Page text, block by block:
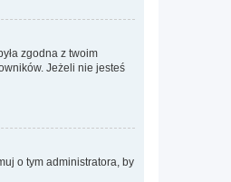
zgodna z twoim
Jeżeli nie jesteś
o tym administratora, by